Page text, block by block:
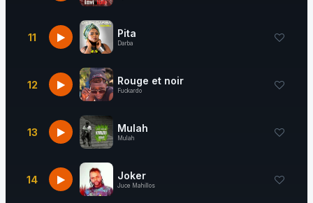
11 Pita
Darba
12 Rouge et noir
Fuckardo
13 Mulah
Mulah
14 Joker
Juce Mahillos